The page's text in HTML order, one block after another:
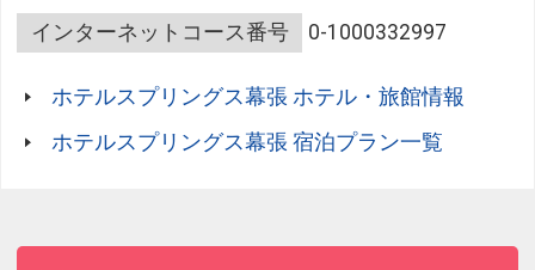
人気のアウトレットモール、イオンモール幕張新都
心、
ＺＯＺＯマリンスタジアム、幕張メッセ、シネマコ
ンプレックス等、
見所いっぱいのベイエリアをぜひ満喫なさってくだ
◆◇ ご朝食の御案内 ◇◆
インターネットコース番号
0-1000332997
ホテルスプリングス幕張 ホテル・旅館情報
ホテルスプリングス幕張 宿泊プラン一覧